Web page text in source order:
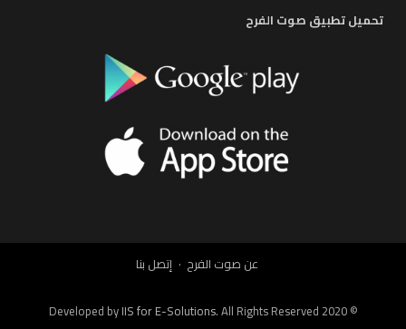
تحميل تطبيق صوت الفرح
عن صوت الفرح إتصل بنا
© Developed by
IIS for E-Solutions. All Rights Reserved 2020